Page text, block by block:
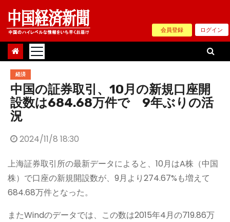
Skip
content
会員登録 ログイン
経済
中国の証券取引、10月の新規口座開
設数は684.68万件で 9年ぶりの活
況
2024/11/8 18:30
上海証券取引所の最新データによると、10月はA株（中国
株）で口座の新規開設数が、9月より274.67%も増えて
684.68万件となった。
またWindのデータでは、この数は2015年4月の719.86万